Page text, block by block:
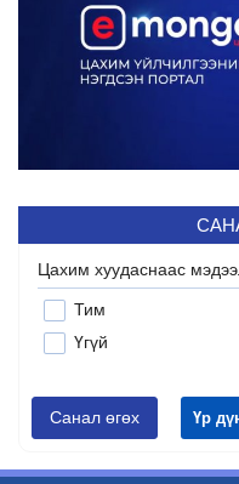
Цахим хуудаснаас
Тим
Үгүй
Санал өгөх Үр